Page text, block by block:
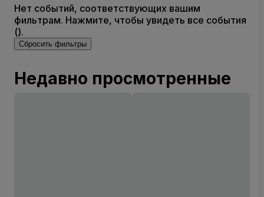
Нет событий, соответствующих вашим
фильтрам. Нажмите, чтобы увидеть все события
().
Сбросить фильтры
Недавно просмотренные